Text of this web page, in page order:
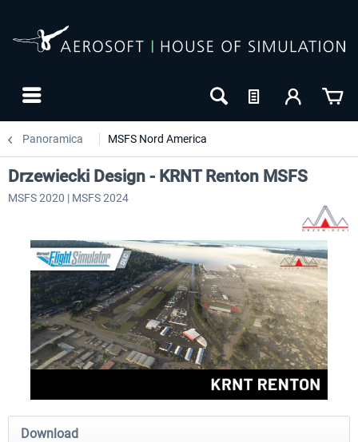
Panoramica MSFS Nord America
FSDG - Greenland Kulusuk MSFS Aerosoft Airport
Drzewiecki Design - KRNT Renton MSFS
MSFS 2020 | MSFS 2024
Download